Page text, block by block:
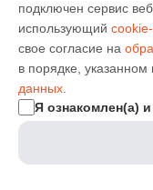
подключен сервис
использующий
свое согласие на
в порядке, указанном
данных
Я ознакомлен(а)